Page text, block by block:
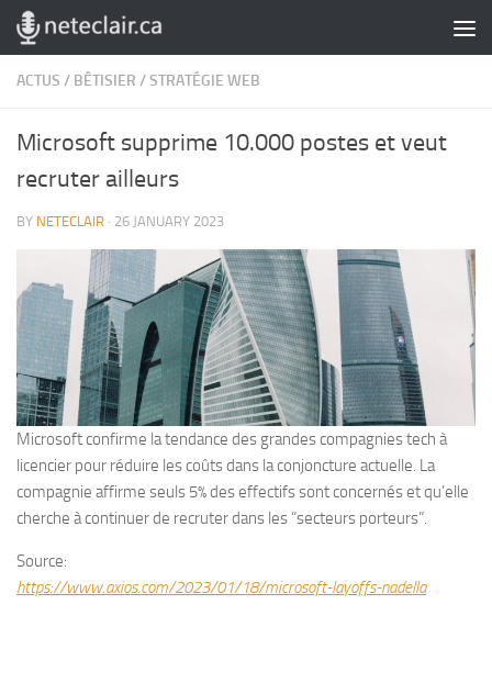
Skip to content
ACTUS / BÊTISIER /STRATÉGIE WEB
Microsoft supprime 10.000 postes et veut
recruter ailleurs
BY NETECLAIR · 26 JANUARY 2023
Microsoft confirme la tendance des grandes compagnies tech à
licencier pour réduire les coûts dans la conjoncture actuelle. La
compagnie affirme seuls 5% des effectifs sont concernés et qu’elle
cherche à continuer de recruter dans les “secteurs porteurs”.
Source:
https://www.axios.com/2023/01/18/microsoft-layoffs-nadella